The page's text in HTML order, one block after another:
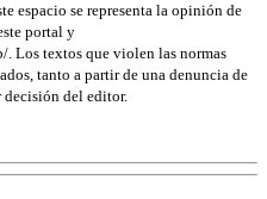
espacio se representa la opinión de
portal y
Los textos que violen las normas
tanto a partir de una denuncia de
decisión del editor.